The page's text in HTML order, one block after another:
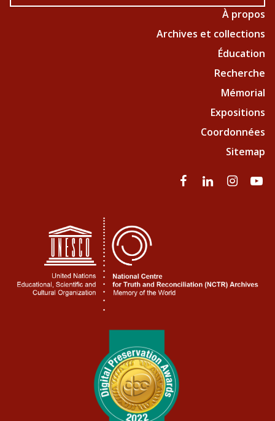
À propos
Archives et collections
Éducation
Recherche
Mémorial
Expositions
Coordonnées
Sitemap